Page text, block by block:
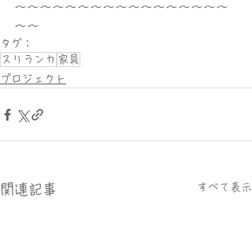
〜〜〜〜〜〜〜〜〜〜〜〜〜〜〜〜〜
〜〜
タグ：
スリランカ 家具
プロジェクト
関連記事 すべて表示